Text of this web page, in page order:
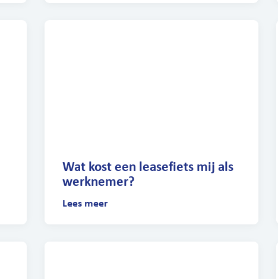
Wat kost een leasefiets mij als
werknemer?
Lees meer